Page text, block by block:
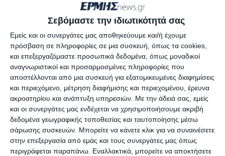
Σεβόμαστε την ιδιωτικότητά σας
Εμείς και οι συνεργάτες μας αποθηκεύουμε και/ή έχουμε
πρόσβαση σε πληροφορίες σε μια συσκευή, όπως τα cookies,
και επεξεργαζόμαστε προσωπικά δεδομένα, όπως μοναδικοί
αναγνωριστικοί και προσαρμοσμένες πληροφορίες που
αποστέλλονται από μια συσκευή για εξατομικευμένες διαφημίσεις
και περιεχόμενο, μέτρηση διαφήμισης και περιεχομένου, έρευνα
ακροατηρίου και ανάπτυξη υπηρεσιών. Με την άδειά σας, εμείς
και οι συνεργάτες μας ενδέχεται να χρησιμοποιήσουμε ακριβή
δεδομένα γεωγραφικής τοποθεσίας και ταυτοποίησης μέσω
σάρωσης συσκευών. Μπορείτε να κάνετε κλικ για να συναινέσετε
στην επεξεργασία από εμάς και τους συνεργάτες μας όπως
περιγράφεται παραπάνω. Εναλλακτικά, μπορείτε να αποκτήσετε
Επιχειρηματικότητας
Η αντιπαράθεση με το ΚΙΝΑΛ, που φαίνεται να
έχει ξεκινήσει εδώ και κάποιους μήνες,
εκφράστηκε με την τελευταία ανακοίνωση της Ν.Ε
του ΚΙΝΑΛ στην Κέρκυρα που αναφέρει:
Η Νομαρχιακή Επιτροπή Κινήματος Αλλαγής
ΚΕΡΚΥΡΑΣ , αφουγκραζόμενη τα στελέχη ,τα μέλη και
τους φίλους του κόμματος μας ,όσον αφορά στην
συνεργασία της ΕΠΤΑΝΗΣΙΑΚΗΣ ΠΡΩΤΟΒΟΥΛΙΑΣ, που